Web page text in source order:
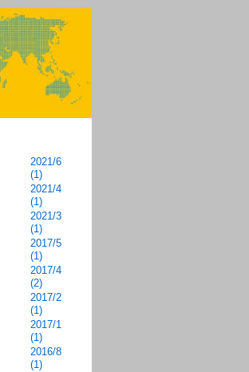
2021/6
(1)
2021/4
(1)
2021/3
(1)
2017/5
(1)
2017/4
(2)
2017/2
(1)
2017/1
(1)
2016/8
(1)